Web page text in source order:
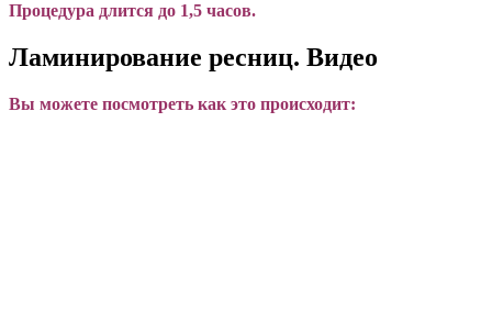
Процедура длится до 1,5 часов.
Ламинирование ресниц. Видео
Вы можете посмотреть как это происходит: